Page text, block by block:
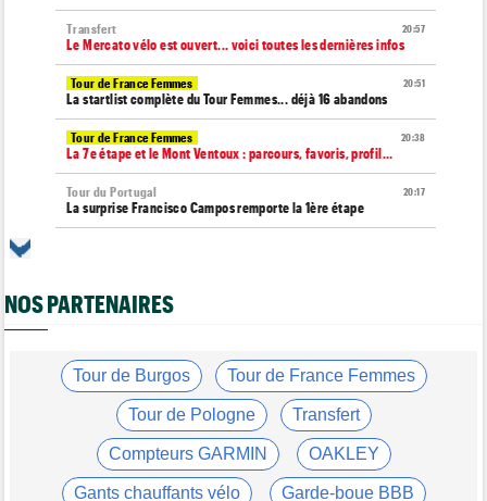
20:57
Transfert
Le Mercato vélo est ouvert... voici toutes les dernières infos
20:51
Tour de France Femmes
La startlist complète du Tour Femmes... déjà 16 abandons
20:38
Tour de France Femmes
La 7e étape et le Mont Ventoux : parcours, favoris, profil…
20:17
Tour du Portugal
La surprise Francisco Campos remporte la 1ère étape
Tour de France Femmes
19:13
Tour de France Femmes
Kim Le Court Pienaar : "La course a été complètement folle"
Isaac Del Toro prolonge avec UAE Team Emirates-XRG jusqu'en
18:37
Tour de Burgos
NOS PARTENAIRES
Tour de Burgos Tour de France Femmes
Tour de Pologne Transfert
Compteurs GARMIN OAKLEY
Gants chauffants vélo Garde-boue BBB